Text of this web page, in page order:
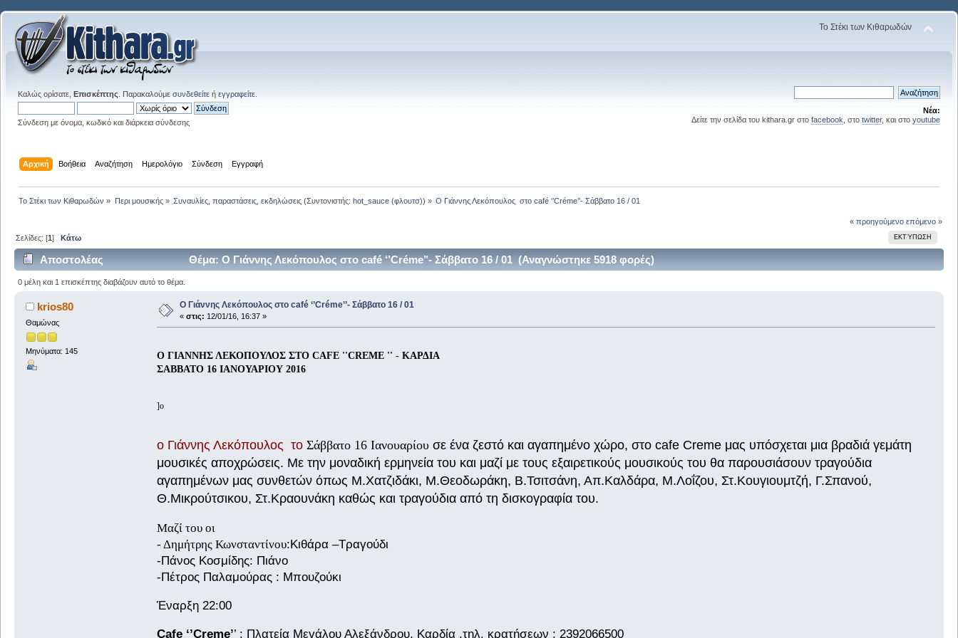
Το Στέκι των Κιθαρωδών
Καλώς ορίσατε, Επισκέπτης . Παρακαλούμε συνδεθείτε ή εγγραφείτε
Σύνδεση με όνομα, κωδικό και διάρκεια σύνδεσης
Νέα:
Δείτε την σελίδα του kithara.gr στο facebook , στο twitter, και στο youtube
Αρχική Βοήθεια Αναζήτηση Ημερολόγιο Σύνδεση Εγγραφή
Το Στέκι των Κιθαρωδών » Περι μουσικής» Συναυλίες, παραστάσεις, εκδηλώσεις(Συντονιστής: hot_sauce (φλουτσ)) » O Γιάννης Λεκόπουλος  στο café ‘’Créme’’- Σάββατο 16 / 01
« προηγούμενο επόμενο »
ΕΚΤΎΠΩΣΗ
Σελίδες: [1]Κάτω
Αποστολέας Θέμα: O Γιάννης Λεκόπουλος στο café ‘’Créme’’- Σάββατο 16 / 01 (Αναγνώστηκε 5918 φορές)
0 μέλη και 1 επισκέπτης διαβάζουν αυτό το θέμα.
krios80
Θαμώνας
Μηνύματα: 145
O Γιάννης Λεκόπουλος στο café ‘’Créme’’- Σάββατο 16 / 01
« στις: 12/01/16, 16:37 »
Ο ΓΙΑΝΝΗΣ ΛΕΚΟΠΟΥΛΟΣ ΣΤΟ CAFE ''CREME '' - ΚΑΡΔΙΑ
ΣΑΒΒΑΤΟ 16 ΙΑΝΟΥΑΡΙΟΥ 2016
]ο
ο Γιάννης Λεκόπουλος το Σάββατο 16 Ιανουαρίουσε ένα ζεστό και αγαπημένο χώρο, στο cafe Creme μας υπόσχεται μια βραδιά γεμάτη
μουσικές αποχρώσεις. Με την μοναδική ερμηνεία του και μαζί με τους εξαιρετικούς μουσικούς του θα παρουσιάσουν τραγούδια
αγαπημένων μας συνθετών όπως Μ.Χατζιδάκι, Μ.Θεοδωράκη, Β.Τσιτσάνη, Απ.Καλδάρα, Μ.Λοΐζου, Στ.Κουγιουμτζή, Γ.Σπανού,
Θ.Μικρούτσικου, Στ.Κραουνάκη καθώς και τραγούδια από τη δισκογραφία του.
Mαζί του οι
- Δημήτρης Κωνσταντίνου:Κιθάρα –Τραγούδι
-Πάνος Κοσμίδης: Πιάνο
-Πέτρος Παλαμούρας : Μπουζούκι
Έναρξη 22:00
Cafe ‘’Creme’’ : Πλατεία Μεγάλου Αλεξάνδρου, Καρδία ,τηλ. κρατήσεων : 2392066500